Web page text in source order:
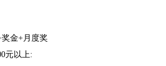
金+月度奖
元以上: